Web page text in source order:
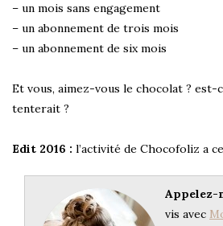
– un mois sans engagement
– un abonnement de trois mois
– un abonnement de six mois
Et vous, aimez-vous le chocolat ? est-
tenterait ?
Edit 2016 : l’activité de Chocofoliz a
Appelez-
vis avec